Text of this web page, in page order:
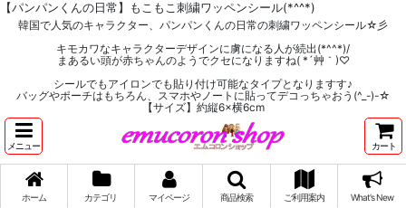
【パンパンくんの日常】もこもこ刺繍ワッペンシール(*^^*)
韓国で人気のキャラクター、パンパンくんの日常の刺繍ワッペンシール☆彡
キモカワなキャラクターデザインに虜になる人が続出(*^^*)/
まあるい頭が赤ちゃんのようでクセになりますね( *´艸｀)♡
シールでもアイロンでも貼り付け可能なタイプとなりますす♪
バッグやポーチはもちろん、スマホやノートに貼ってデコっちゃおう(^_-)-☆
【サイズ】約縦6×横6cm
メニュー カート
ホーム カテゴリ マイページ 商品検索 ご利用案内 What's New